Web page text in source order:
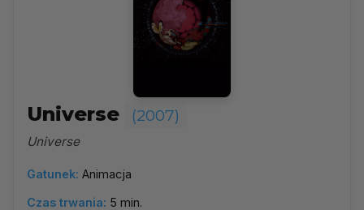
Universe (2007)
Universe
Gatunek: Animacja
Czas trwania: 5 min.